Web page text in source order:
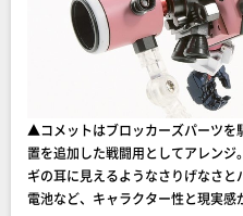
▲コメットはブロッカーズパーツを
置を追加した戦闘用としてアレン
ギの耳に見えるようなさりげなさ
電池など、キャラクター性と現実感